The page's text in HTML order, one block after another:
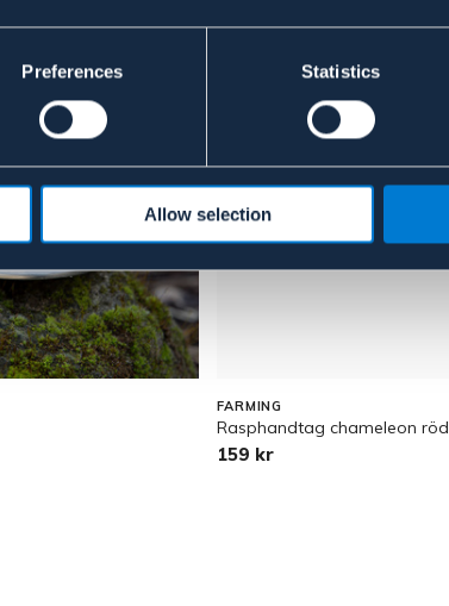
Preferences Statistics
Allow selection
FARMING
Rasphandtag chameleon röd
159 kr